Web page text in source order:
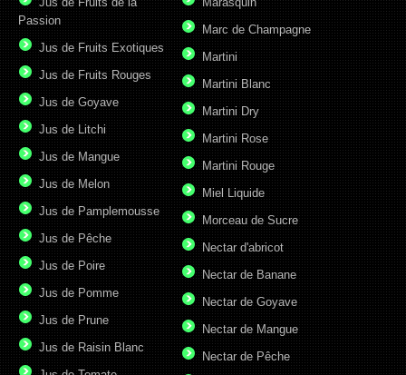
Passion
Jus de Fruits Exotiques
Jus de Fruits Rouges
Jus de Goyave
Jus de Litchi
Jus de Mangue
Jus de Melon
Jus de Pamplemousse
Jus de Pêche
Jus de Poire
Jus de Pomme
Jus de Prune
Jus de Raisin Blanc
Marc de Champagne
Martini
Martini Blanc
Martini Dry
Martini Rose
Martini Rouge
Miel Liquide
Morceau de Sucre
Nectar d'abricot
Nectar de Banane
Nectar de Goyave
Nectar de Mangue
Nectar de Pêche